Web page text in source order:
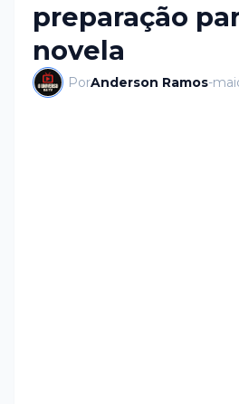
preparação
novela
PorAnderson Ramos-